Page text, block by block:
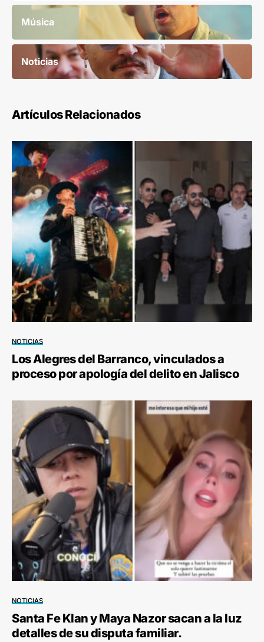
Música
Noticias
Artículos Relacionados
NOTICIAS
Los Alegres del Barranco, vinculados a
proceso por apología del delito en Jalisco
NOTICIAS
Santa Fe Klan y Maya Nazor sacan a la luz
detalles de su disputa familiar.